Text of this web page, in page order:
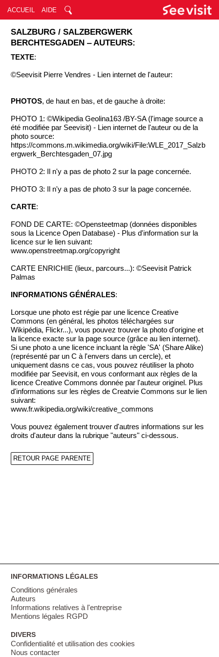
ACCUEIL AIDE
SALZBURG / SALZBERGWERK
BERCHTESGADEN ‒ AUTEURS:
TEXTE:
©Seevisit Pierre Vendres - Lien internet de l'auteur:
PHOTOS, de haut en bas, et de gauche à droite:
PHOTO 1: ©Wikipedia Geolina163 /BY-SA (l'image source a
été modifiée par Seevisit) - Lien internet de l'auteur ou de la
photo source:
https://commons.m.wikimedia.org/wiki/File:WLE_2017_Salzb
ergwerk_Berchtesgaden_07.jpg
PHOTO 2: Il n'y a pas de photo 2 sur la page concernée.
PHOTO 3: Il n'y a pas de photo 3 sur la page concernée.
CARTE:
FOND DE CARTE: ©Opensteetmap (données disponibles
sous la Licence Open Database) - Plus d'information sur la
licence sur le lien suivant:
www.openstreetmap.org/copyright
CARTE ENRICHIE (lieux, parcours...): ©Seevisit Patrick
Palmas
INFORMATIONS GÉNÉRALES:
Lorsque une photo est régie par une licence Creative
Commons (en général, les photos téléchargées sur
Wikipédia, Flickr...), vous pouvez trouver la photo d'origine et
la licence exacte sur la page source (grâce au lien internet).
Si une photo a une licence incluant la règle 'SA' (Share Alike)
(représenté par un C à l'envers dans un cercle), et
uniquement dasns ce cas, vous pouvez réutiliser la photo
modifiée par Seevisit, en vous conformant aux règles de la
licence Creative Commons donnée par l'auteur originel. Plus
d'informations sur les règles de Creatvie Commons sur le lien
suivant:
www.fr.wikipedia.org/wiki/creative_commons
Vous pouvez également trouver d'autres informations sur les
droits d'auteur dans la rubrique "auteurs" ci-dessous.
RETOUR PAGE PARENTE
INFORMATIONS LÉGALES
Conditions générales
Auteurs
Informations relatives à l'entreprise
Mentions légales RGPD
DIVERS
Confidentialité et utilisation des cookies
Nous contacter